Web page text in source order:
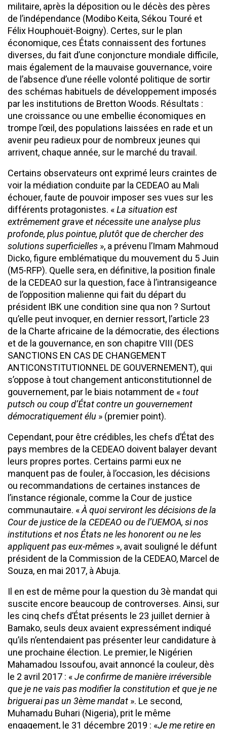
militaire, après la déposition ou le décès des pères
de l’indépendance (Modibo Keita, Sékou Touré et
Félix Houphouët-Boigny). Certes, sur le plan
économique, ces États connaissent des fortunes
diverses, du fait d’une conjoncture mondiale difficile,
mais également de la mauvaise gouvernance, voire
de l’absence d’une réelle volonté politique de sortir
des schémas habituels de développement imposés
par les institutions de Bretton Woods. Résultats :
une croissance ou une embellie économiques en
trompe l’œil, des populations laissées en rade et un
avenir peu radieux pour de nombreux jeunes qui
arrivent, chaque année, sur le marché du travail.
Certains observateurs ont exprimé leurs craintes de
voir la médiation conduite par la CEDEAO au Mali
échouer, faute de pouvoir imposer ses vues sur les
différents protagonistes. «La situation est
extrêmement grave et nécessite une analyse plus
profonde, plus pointue, plutôt que de chercher des
solutions superficielles », a prévenu l’Imam Mahmoud
Dicko, figure emblématique du mouvement du 5 Juin
(M5-RFP). Quelle sera, en définitive, la position finale
de la CEDEAO sur la question, face à l’intransigeance
de l’opposition malienne qui fait du départ du
président IBK une condition sine qua non ? Surtout
qu’elle peut invoquer, en dernier ressort, l’article 23
de la Charte africaine de la démocratie, des élections
et de la gouvernance, en son chapitre VIII (DES
SANCTIONS EN CAS DE CHANGEMENT
ANTICONSTITUTIONNEL DE GOUVERNEMENT), qui
s’oppose à tout changement anticonstitutionnel de
gouvernement, par le biais notamment de «tout
putsch ou coup d’État contre un gouvernement
démocratiquement élu » (premier point).
Cependant, pour être crédibles, les chefs d’État des
pays membres de la CEDEAO doivent balayer devant
leurs propres portes. Certains parmi eux ne
manquent pas de fouler, à l’occasion, les décisions
ou recommandations de certaines instances de
l’instance régionale, comme la Cour de justice
communautaire. «À quoi serviront les décisions de la
Cour de justice de la CEDEAO ou de l’UEMOA, si nos
institutions et nos États ne les honorent ou ne les
appliquent pas eux-mêmes », avait souligné le défunt
président de la Commission de la CEDEAO, Marcel de
Souza, en mai 2017, à Abuja.
Il en est de même pour la question du 3è mandat qui
suscite encore beaucoup de controverses. Ainsi, sur
les cinq chefs d’État présents le 23 juillet dernier à
Bamako, seuls deux avaient expressément indiqué
qu’ils n’entendaient pas présenter leur candidature à
une prochaine élection. Le premier, le Nigérien
Mahamadou Issoufou, avait annoncé la couleur, dès
le 2 avril 2017 : «Je confirme de manière irréversible
que je ne vais pas modifier la constitution et que je ne
briguerai pas un 3ème mandat ». Le second,
Muhamadu Buhari (Nigeria), prit le même
engagement, le 31 décembre 2019 : «Je me retire en